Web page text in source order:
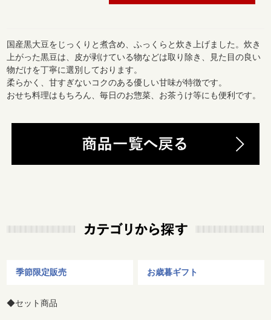
国産黒大豆をじっくりと煮含め、ふっくらと炊き上げました。炊き
上がった黒豆は、皮が剥けている物などは取り除き、見た目の良い
物だけを丁寧に選別しております。
柔らかく、甘すぎないコクのある優しい甘味が特徴です。
おせち料理はもちろん、毎日のお惣菜、お茶うけ等にも便利です。
季節限定販売 お歳暮ギフト
◆セット商品